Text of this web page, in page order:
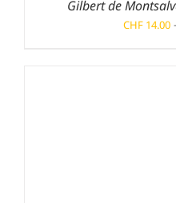
Gilbert de
CHF14.00